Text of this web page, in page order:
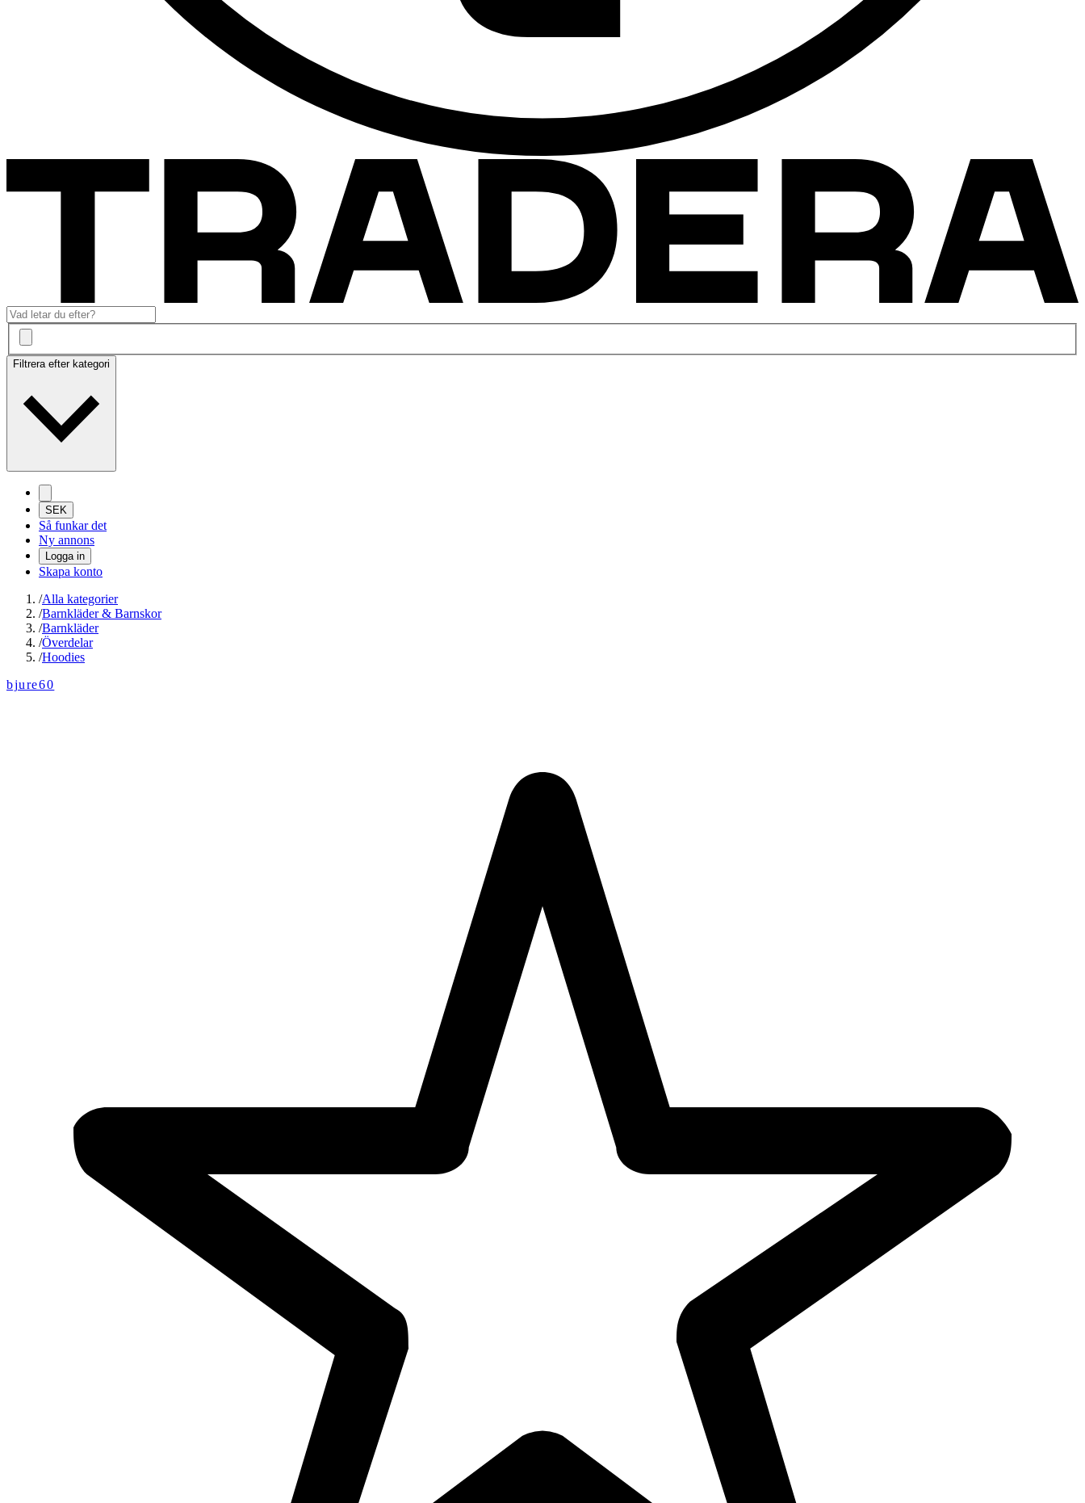
Filtrera efter kategori
SEK
Så funkar det
Ny annons
Logga in
Skapa konto
/Alla kategorier
/Barnkläder & Barnskor
/Barnkläder
/Överdelar
/Hoodies
bjure60